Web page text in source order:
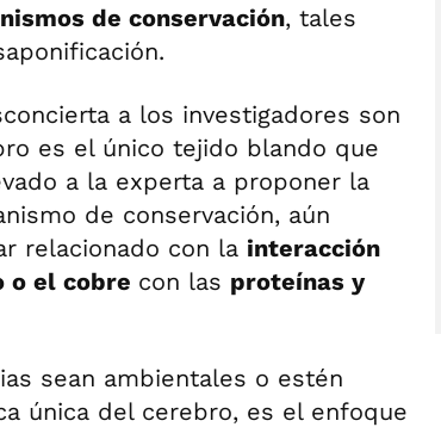
de conservación, tales
a los investigadores son
es el único tejido blando que
a la experta a proponer la
de conservación, aún
relacionado con la interacción
o el cobre con las proteínas y
sean ambientales o estén
única del cerebro, es el enfoque